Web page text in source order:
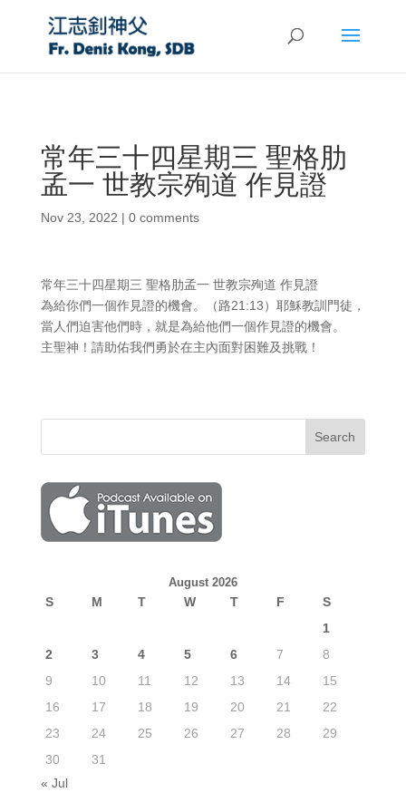
常年三十四星期三 聖格肋
孟一 世教宗殉道 作見證
Nov 23, 2022 | 0 comments
常年三十四星期三 聖格肋孟一 世教宗殉道 作見證
為給你們一個作見證的機會。（路21:13）耶穌教訓門徒，
當人們迫害他們時，就是為給他們一個作見證的機會。
主聖神！請助佑我們勇於在主內面對困難及挑戰！
August 2026
S M T W T F
S
1
2
3 4 5 6 7
8
9
10 11 12 13 14
15
16
17 18 19 20 21
22
23
24 25 26 27 28
29
30
31
« Jul